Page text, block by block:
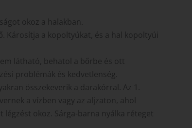
okoz a halakban.
Károsítja a kopoltyúkat, és a hal kopoltyúi
látható, behatol a bőrbe és ott
problémák és kedvetlenség.
összekeverik a darakórral. Az 1.
a vízben vagy az aljzaton, ahol
okoz. Sárga-barna nyálka réteget